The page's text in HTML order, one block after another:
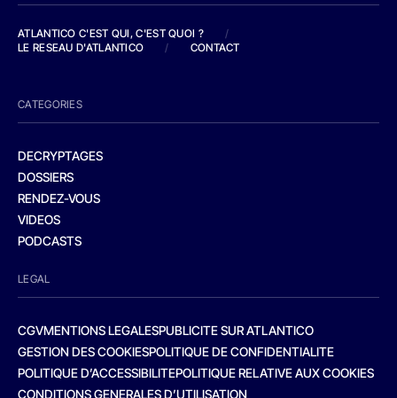
ATLANTICO C'EST QUI, C'EST QUOI ?
/
LE RESEAU D'ATLANTICO
/ CONTACT
CATEGORIES
DECRYPTAGES
DOSSIERS
RENDEZ-VOUS
VIDEOS
PODCASTS
LEGAL
CGVMENTIONS LEGALESPUBLICITE SUR ATLANTICO
GESTION DES COOKIESPOLITIQUE DE CONFIDENTIALITE
POLITIQUE D’ACCESSIBILITEPOLITIQUE RELATIVE AUX COOKIES
CONDITIONS GENERALES D’UTILISATION